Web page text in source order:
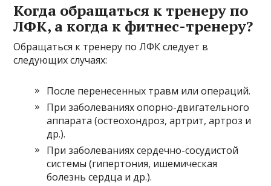
Когда обращаться к тренеру по
ЛФК, а когда к фитнес-тренеру?
Обращаться к тренеру по ЛФК следует в
следующих случаях:
После перенесенных травм или операций.
При заболеваниях опорно-двигательного
аппарата (остеохондроз, артрит, артроз и
др.).
При заболеваниях сердечно-сосудистой
системы (гипертония, ишемическая
болезнь сердца и др.).